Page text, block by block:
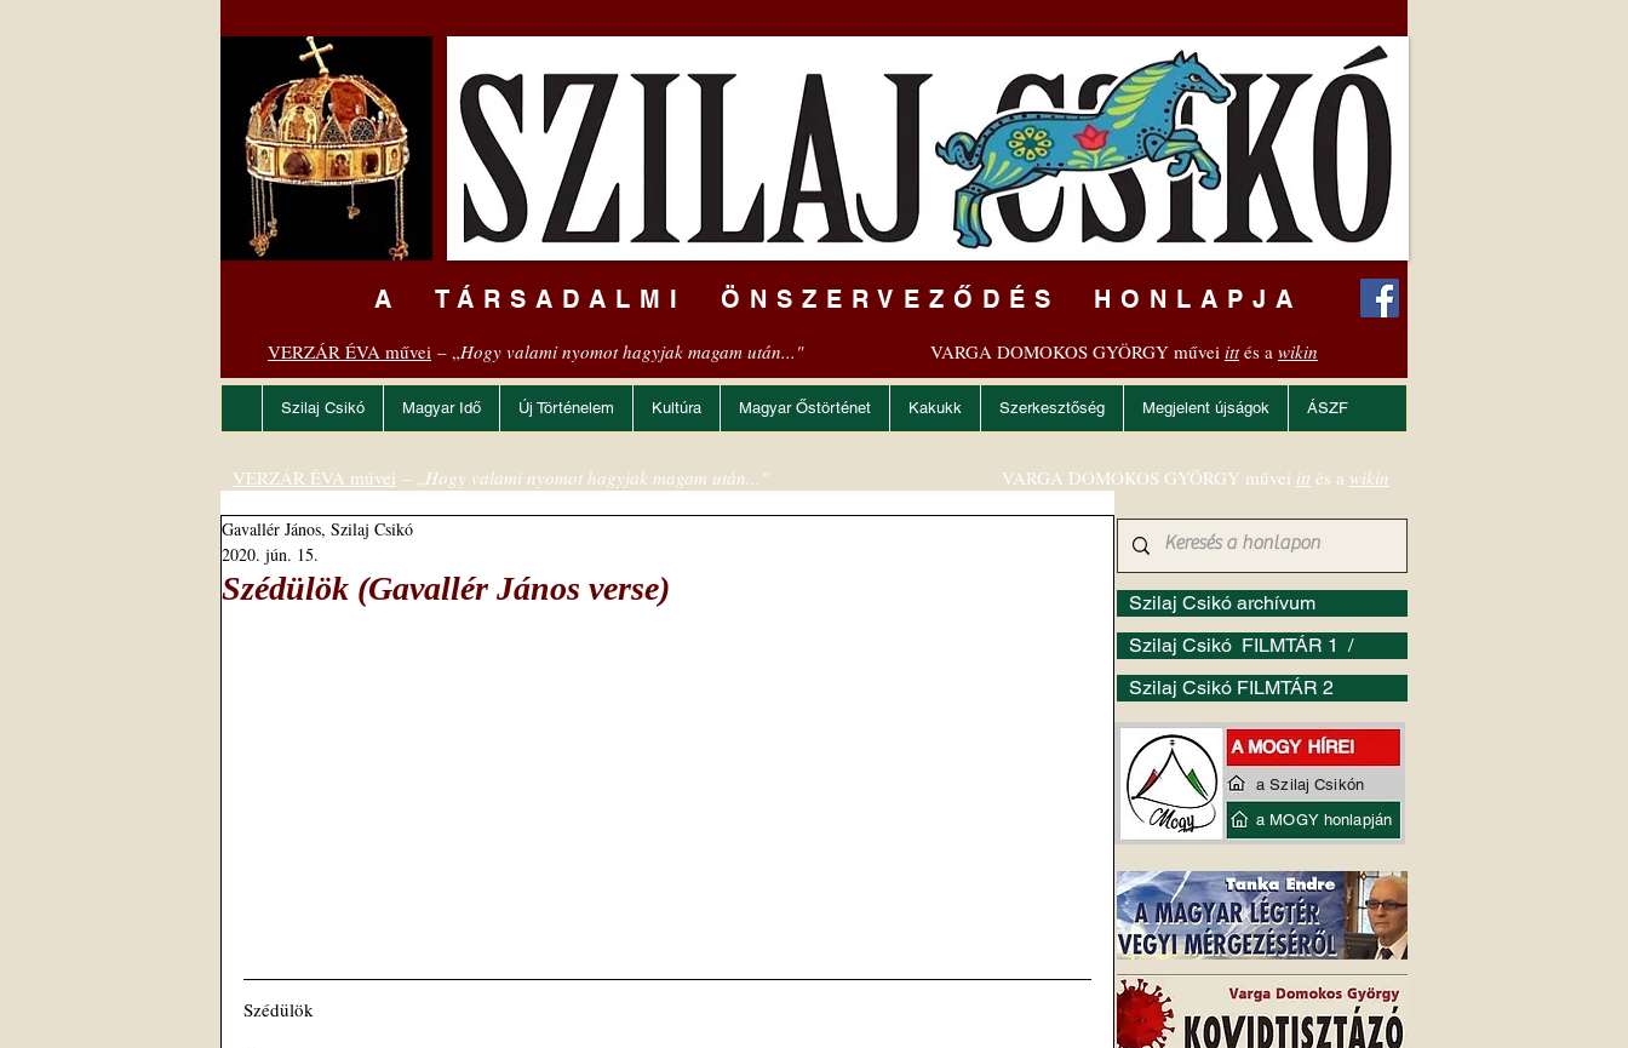
A TÁRSADALMI ÖNSZERVEZŐDÉS HONLAPJA
VERZÁR ÉVA művei – „Hogy valami nyomot hagyjak magam után..." VARGA DOMOKOS GYÖRGY művei ittés a wikin
Szilaj Csikó Magyar Idő Új Történelem Kultúra Magyar Őstörténet Kakukk Szerkesztőség Megjelent újságok ÁSZF
Szédülök (Gavallér János verse)
Gavallér János, Szilaj Csikó
2020. jún. 15.
Szédülök
Szilaj Csikó archívum
Szilaj Csikó FILMTÁR 1 /
Szilaj Csikó FILMTÁR 2
VERZÁR ÉVA művei – „Hogy valami nyomot hagyjak magam után..." VARGA DOMOKOS GYÖRGY művei itt és a wikin
a Szilaj Csikón
a MOGY honlapján